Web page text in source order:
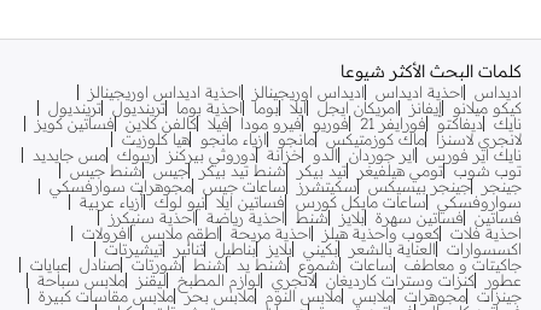
كلمات البحث الأكثر شيوعا
اديداس احذية اديداس اديداس اوريجينالز
احذية اديداس اوريجينالز
كيكو ميلانو
إيفانز امريكان ايجل ايلا بوما احذية بوما ترينديول ترينديول
نايك ديفاكتو فورايفر 21 فوريو فيرو مودا فيلا كالفن كلاين فساتين كويز
لانجري لاسنزا
ماك كوزمتيكس مانجو ازياء مانجو
هيا كلوزيت
نايك اير فورس
اير جوردان الدو خزانة دوروثي بيركنز ريبوك مس جايديد
توب شوب تومي هيلفيغر تيد بيكر شنط تيد بيكر جيس
شنط جيس
جينجر
جينجر بيسيكس سكيتشرز ساعات جيس مجوهرات سوارفسكي
سواروفسكي
ساعات مايكل كورس فساتين ايلا نيو لوك أزياء عربية
فساتين
فساتين سهرة بلايز شنط احذية رياضة
احذية سنيكرز
احذية فلات كعوب واحذية هيلز احذية مريحة اطقم ملابس
افرولات
اكسسوارات
العناية بالشعر بكيني بلايز بناطيل تنانير
تيشيرتات
جاكيتات و معاطف
ساعات شموع شنط يد شنط شورتات صنادل
عبايات
عطور
كنزات وسترات كارديغان لانجري لوازم المطبخ ليقنز
ملابس سباحة
جينزات مجوهرات ملابس ملابس النوم ملابس بحر ملابس مقاسات كبيرة